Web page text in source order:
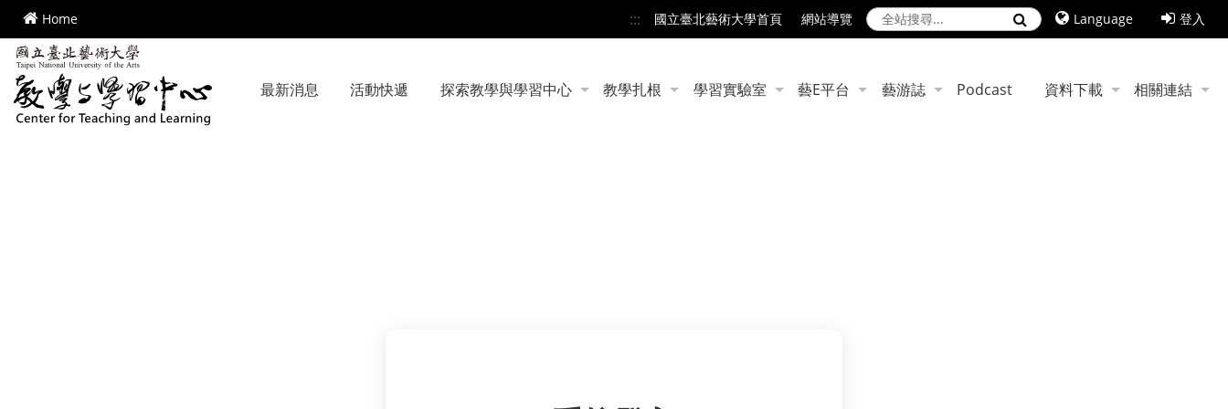
跳到頁面主要內容區
Home ::: 國立臺北藝術大學首頁 網站導覽 搜尋 Language 登入
最新消息 活動快遞 探索教學與學習中心 教學扎根 學習實驗室 藝E平台 藝游誌 Podcast 資料下載 相關連結